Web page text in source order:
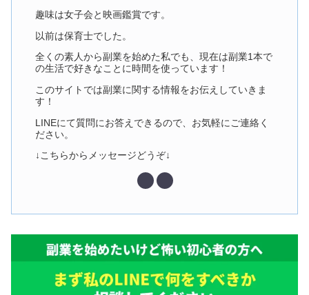
趣味は女子会と映画鑑賞です。
以前は保育士でした。
全くの素人から副業を始めた私でも、現在は副業1本で
の生活で好きなことに時間を使っています！
このサイトでは副業に関する情報をお伝えしていきま
す！
LINEにて質問にお答えできるので、お気軽にご連絡く
ださい。
↓こちらからメッセージどうぞ↓